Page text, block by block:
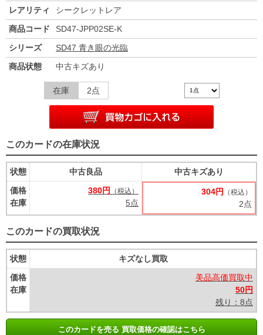
レアリティ
シークレットレア
商品コード
SD47-JPP02SE-K
シリーズ
SD47 青き眼の光臨
商品状態
中古キズあり
在庫 2点
このカードの在庫状況
状態
価格
在庫
中古良品
380円
（税込）
5点
中古キズあり
304円 （税込）
2点
このカードの買取状況
状態
価格
在庫
キズなし買取
美品高価買取中
50円
残り：8点
このカードを売る 買取価格の確認はこちら